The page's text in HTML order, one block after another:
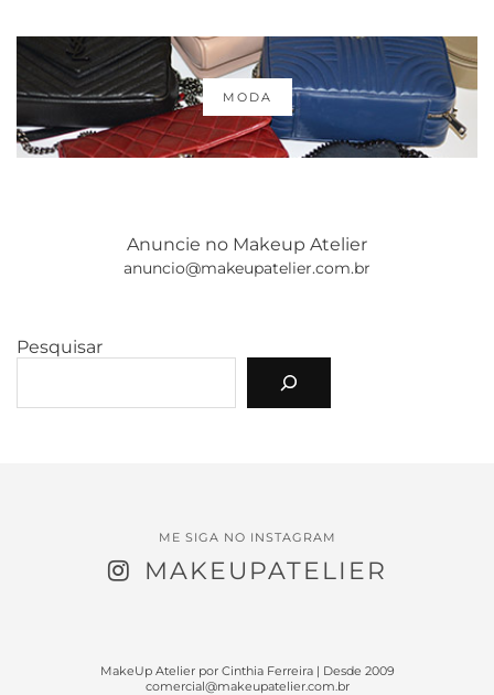
MODA
Anuncie no Makeup Atelier
anuncio@makeupatelier.com.br
Pesquisar
ME SIGA NO INSTAGRAM
MAKEUPATELIER
MakeUp Atelier por Cinthia Ferreira | Desde 2009
comercial@makeupatelier.com.br